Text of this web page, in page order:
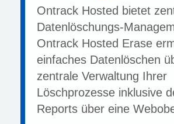
Ontrack Hosted bietet
Datenlöschungs-
Ontrack Hosted Erase
einfaches Datenlöschen
zentrale Verwaltung Ihrer
Löschprozesse inklusive
Reports über eine